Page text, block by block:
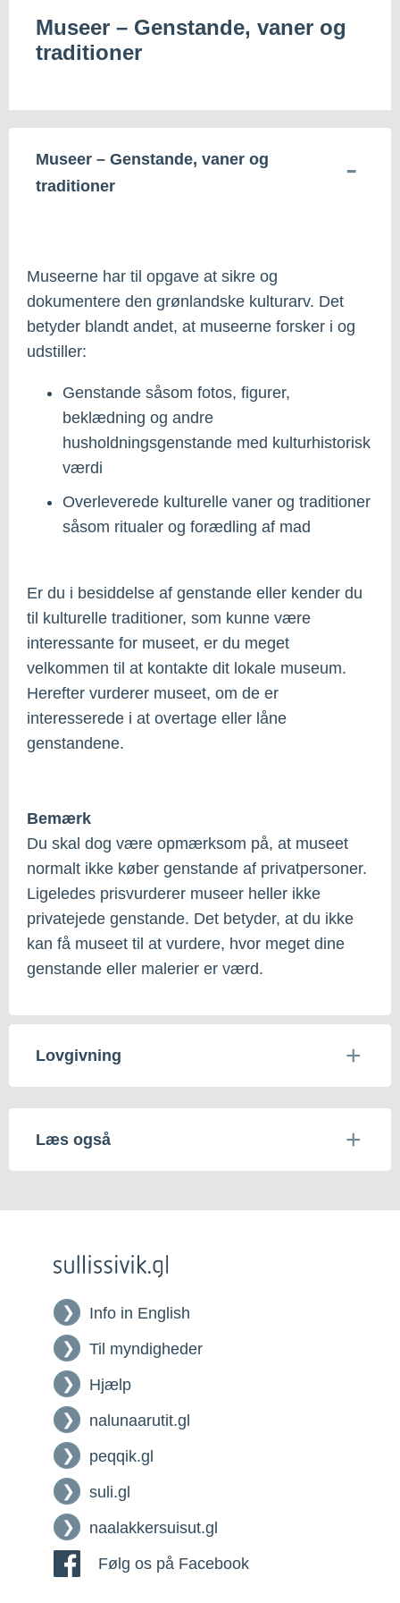
Museer – Genstande, vaner og
traditioner
Museer – Genstande, vaner og
traditioner
Museerne har til opgave at sikre og
dokumentere den grønlandske kulturarv. Det
betyder blandt andet, at museerne forsker i og
udstiller:
Genstande såsom fotos, figurer,
beklædning og andre
husholdningsgenstande med kulturhistorisk
værdi
Overleverede kulturelle vaner og traditioner
såsom ritualer og forædling af mad
Er du i besiddelse af genstande eller kender du
til kulturelle traditioner, som kunne være
interessante for museet, er du meget
velkommen til at kontakte dit lokale museum.
Herefter vurderer museet, om de er
interesserede i at overtage eller låne
genstandene.
Bemærk
Du skal dog være opmærksom på, at museet
normalt ikke køber genstande af privatpersoner.
Ligeledes prisvurderer museer heller ikke
privatejede genstande. Det betyder, at du ikke
kan få museet til at vurdere, hvor meget dine
genstande eller malerier er værd.
Lovgivning
Læs også
Info in English
Til myndigheder
Hjælp
nalunaarutit.gl
peqqik.gl
suli.gl
naalakkersuisut.gl
Følg os på Facebook